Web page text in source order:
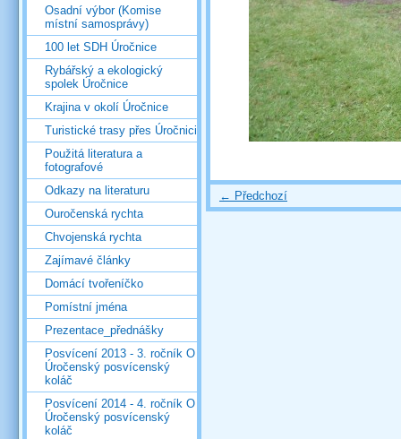
← Předchozí
Osadní výbor (Komise
místní samosprávy)
100 let SDH Úročnice
Rybářský a ekologický
spolek Úročnice
Krajina v okolí Úročnice
Turistické trasy přes Úročnici
Použitá literatura a
fotografové
Odkazy na literaturu
Ouročenská rychta
Chvojenská rychta
Zajímavé články
Domácí tvořeníčko
Pomístní jména
Prezentace_přednášky
Posvícení 2013 - 3. ročník O
Úročenský posvícenský
koláč
Posvícení 2014 - 4. ročník O
Úročenský posvícenský
koláč